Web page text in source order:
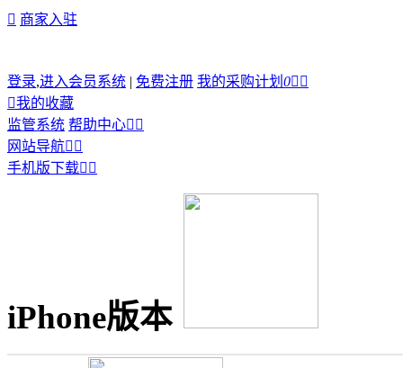
 商家入驻
登录,进入会员系统 | 免费注册 我的采购计划 0 
我的收藏
监管系统 帮助中心 
网站导航 
手机版下载 
iPhone版本